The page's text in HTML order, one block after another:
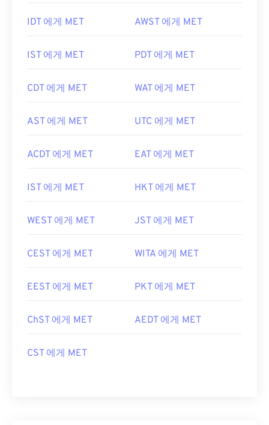
IDT 에게 MET AWST 에게 MET
IST 에게 MET PDT 에게 MET
CDT 에게 MET WAT 에게 MET
AST 에게 MET UTC 에게 MET
ACDT 에게 MET EAT 에게 MET
IST 에게 MET HKT 에게 MET
WEST 에게 MET JST 에게 MET
CEST 에게 MET WITA 에게 MET
EEST 에게 MET PKT 에게 MET
ChST 에게 MET AEDT 에게 MET
CST 에게 MET